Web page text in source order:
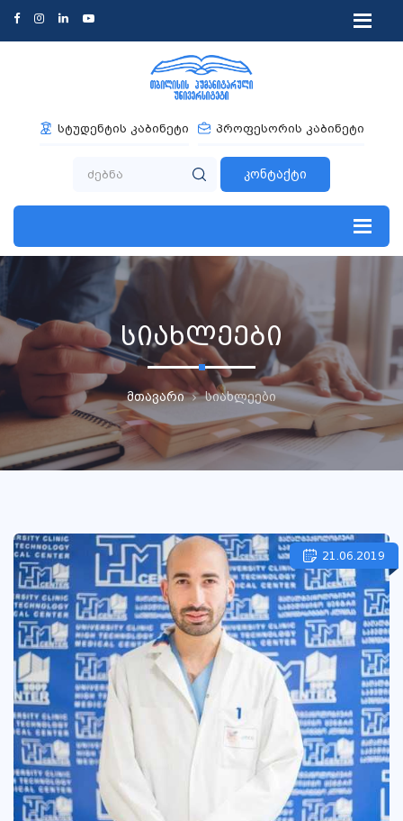
სტუდენტის კაბინეტი პროფესორის კაბინეტი
კონტაქტი
სიახლეები
მთავარი სიახლეები
21.06.2019